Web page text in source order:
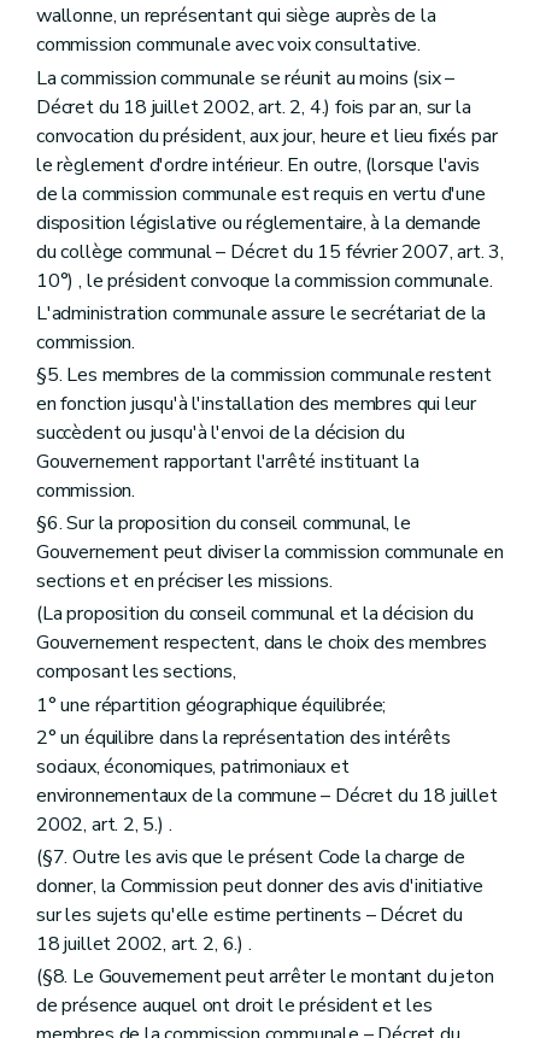
Art. 237/38
Art. 237/39
Livre IV Des mesures d'exécution
Titre premier Des mesures d'exécution du livre I
Chapitre premier
De la composition et des modalités de fonctionnement des commissions d'aménagement du territoire
Section première
De la commission régionale et de ses sections – Décret du 27 novembre 1997, art. 4, 2., al. 2)
Section Constitution
Art. 238
Section Siège
Art. 239
Section
Sections
Art. 240
Section Composition des sections
Art. 241
Section Présidence
Art. 243
Section
Bureau
Art. 244
Section Secrétariat
Section Fonctionnement
Art. 246
Section Délibérations
Art. 247
Section Groupe de travail
Art. 248
Section Rapport d'activité
Art. 249
Section Délégation
Art. 250
Section 2 De la commission communale et de ses sections – Décret du 27 novembre 1997, art. 4, 2, al. 2)
Art. 251
Art. 252
Art. 253
Chapitre premier
Section première Du contenu du dossier du schéma de structure
Art. 254
Art. 255
Section 2 De l'octroi de subventions aux communes pour l'élaboration d'un schéma de structure et d'un règlement communal d'urbanisme
Art. 256 à 259
Section 3 Des modalités d'entrée et de sortie du régime de décentralisation
Art. 259/1
Art. 259/2
wallonne, un représentant qui siège auprès de la
commission communale avec voix consultative.
La commission communale se réunit au moins (six –
Décret du 18 juillet 2002, art. 2, 4.) fois par an, sur la
convocation du président, aux jour, heure et lieu fixés par
le règlement d'ordre intérieur. En outre, (lorsque l'avis
de la commission communale est requis en vertu d'une
disposition législative ou réglementaire, à la demande
du collège communal – Décret du 15 février 2007, art. 3,
10°) , le président convoque la commission communale.
L'administration communale assure le secrétariat de la
commission.
§5. Les membres de la commission communale restent
en fonction jusqu'à l'installation des membres qui leur
succèdent ou jusqu'à l'envoi de la décision du
Gouvernement rapportant l'arrêté instituant la
commission.
§6. Sur la proposition du conseil communal, le
Gouvernement peut diviser la commission communale en
sections et en préciser les missions.
(La proposition du conseil communal et la décision du
Gouvernement respectent, dans le choix des membres
composant les sections,
1° une répartition géographique équilibrée;
2° un équilibre dans la représentation des intérêts
sociaux, économiques, patrimoniaux et
environnementaux de la commune – Décret du 18 juillet
2002, art. 2, 5.) .
(§7. Outre les avis que le présent Code la charge de
donner, la Commission peut donner des avis d'initiative
sur les sujets qu'elle estime pertinents – Décret du
18 juillet 2002, art. 2, 6.) .
(§8. Le Gouvernement peut arrêter le montant du jeton
de présence auquel ont droit le président et les